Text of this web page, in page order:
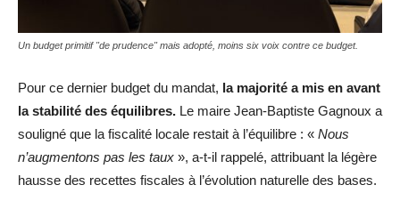
Un budget primitif "de prudence" mais adopté, moins six voix contre ce budget.
Pour ce dernier budget du mandat, la majorité a mis en avant
la stabilité des équilibres. Le maire Jean-Baptiste Gagnoux a
souligné que la fiscalité locale restait à l’équilibre : « Nous
n’augmentons pas les taux », a-t-il rappelé, attribuant la légère
hausse des recettes fiscales à l’évolution naturelle des bases.